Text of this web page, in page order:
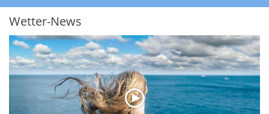
über 150 l/m² pro Stunde an. Solche
Neben der Niederschlagsintensität kann auch die Zuggeschwindigkeit der
Niederschlagsgebiete und damit die Niederschlagsdauer abgeschätzt
werden. Neben der 5-minütigen Radaraufzeichnung gibt es eine
Niederschlagsprognosefür die nächsten 2 Stunden. So sehen Sie genau,
wann und wo in Deutschland mit Regen oder Schneefall zu rechnen ist bzw.
kennen zu jeder Zeit den genauen Verlauf einer Niederschlagsfront.
Wetter-News